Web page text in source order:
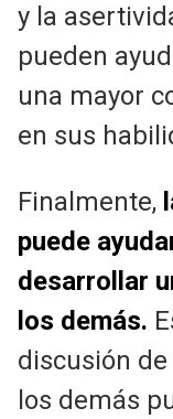
y la
pueden
una mayor
en sus
Finalmente,
puede
desarrollar
los demás.
discusión
los demás